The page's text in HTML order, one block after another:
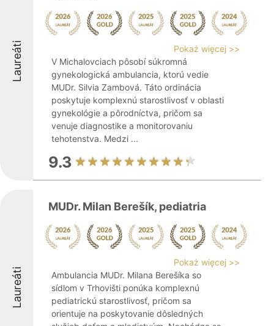
Laureáti
Pokaż więcej >>
V Michalovciach pôsobí súkromná
gynekologická ambulancia, ktorú vedie
MUDr. Silvia Zambová. Táto ordinácia
poskytuje komplexnú starostlivosť v oblasti
gynekológie a pôrodníctva, pričom sa
venuje diagnostike a monitorovaniu
tehotenstva. Medzi ...
9.3
Laureáti
MUDr. Milan Berešík, pediatria
Pokaż więcej >>
Ambulancia MUDr. Milana Berešíka so
sídlom v Trhovišti ponúka komplexnú
pediatrickú starostlivosť, pričom sa
orientuje na poskytovanie dôsledných